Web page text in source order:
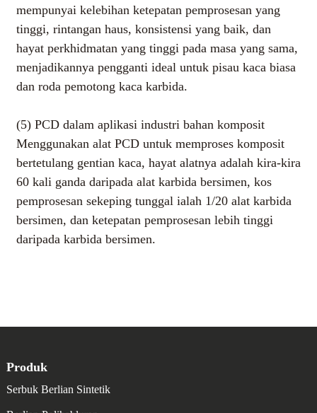
mempunyai kelebihan ketepatan pemprosesan yang
tinggi, rintangan haus, konsistensi yang baik, dan
hayat perkhidmatan yang tinggi pada masa yang sama,
menjadikannya pengganti ideal untuk pisau kaca biasa
dan roda pemotong kaca karbida.
(5) PCD dalam aplikasi industri bahan komposit
Menggunakan alat PCD untuk memproses komposit
bertetulang gentian kaca, hayat alatnya adalah kira-kira
60 kali ganda daripada alat karbida bersimen, kos
pemprosesan sekeping tunggal ialah 1/20 alat karbida
bersimen, dan ketepatan pemprosesan lebih tinggi
daripada karbida bersimen.
1μm IIIIII IIIIIIIII IIIIIIIII
1. Saiz butir purata 1um.
2. Struktur butiran ultra halus LTM2200 sesuai
Produk
Serbuk Berlian Sintetik